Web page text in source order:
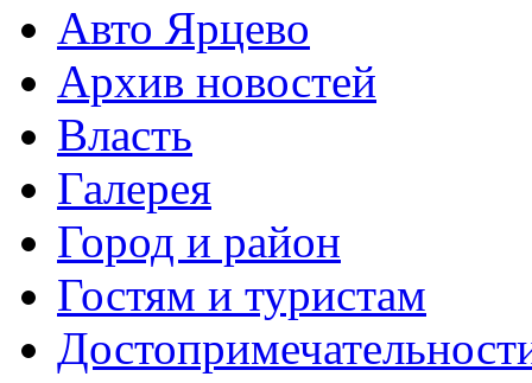
Авто Ярцево
Архив новостей
Власть
Галерея
Город и район
Гостям и туристам